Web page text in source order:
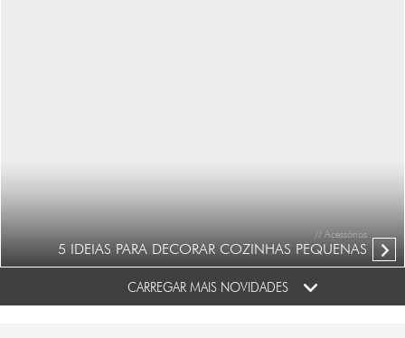
// Acessórios
5 IDEIAS PARA DECORAR COZINHAS PEQUENAS
CARREGAR MAIS NOVIDADES